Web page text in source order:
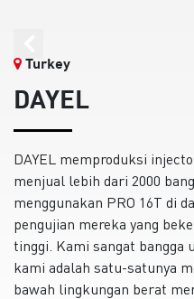
Turkey
DAYEL
DAYEL memproduksi
menjual lebih dari 2000
menggunakan PRO 16T di
pengujian mereka yang
tinggi. Kami sangat bangga
kami adalah satu-satunya
bawah lingkungan berat